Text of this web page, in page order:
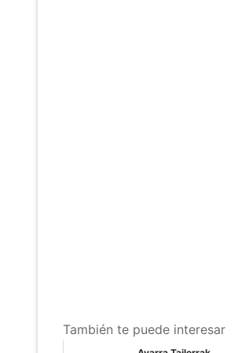
También te puede interesar